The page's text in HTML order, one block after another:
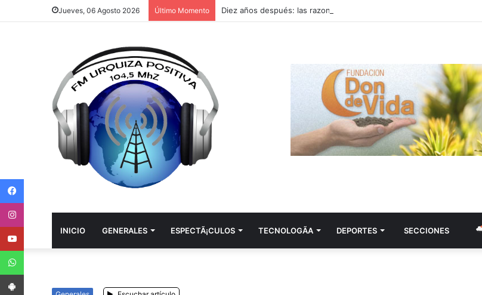
Jueves, 06 Agosto 2026 Último Momento
INICIO GENERALES ESPECTÃ¡CULOS TECNOLOGÃ­A DEPORTES SECCIONES
WhatsApp